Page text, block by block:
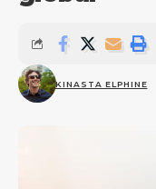
KINASTA ELPHINE